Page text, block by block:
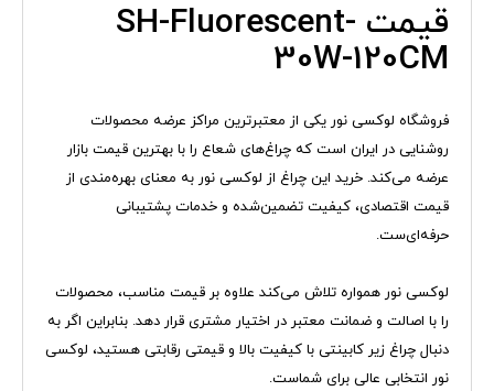
قیمت SH-Fluorescent-
30W-120CM
فروشگاه لوکسی نور یکی از معتبرترین مراکز عرضه محصولات
روشنایی در ایران است که چراغ‌های شعاع را با بهترین قیمت بازار
عرضه می‌کند. خرید این چراغ از لوکسی نور به معنای بهره‌مندی از
قیمت اقتصادی، کیفیت تضمین‌شده و خدمات پشتیبانی
حرفه‌ای‌ست.
لوکسی نور همواره تلاش می‌کند علاوه بر قیمت مناسب، محصولات
را با اصالت و ضمانت معتبر در اختیار مشتری قرار دهد. بنابراین اگر به
دنبال چراغ زیر کابینتی با کیفیت بالا و قیمتی رقابتی هستید، لوکسی
نور انتخابی عالی برای شماست.